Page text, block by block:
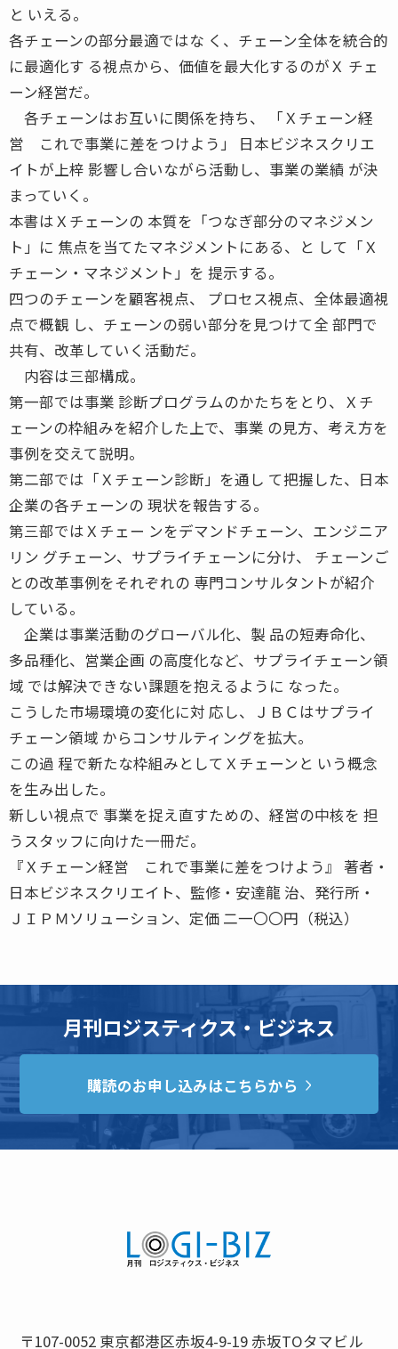
と いえる。
各チェーンの部分最適ではな く、チェーン全体を統合的
に最適化す る視点から、価値を最大化するのがＸ チェ
ーン経営だ。
各チェーンはお互いに関係を持ち、 「Ｘチェーン経
営 これで事業に差をつけよう」 日本ビジネスクリエ
イトが上梓 影響し合いながら活動し、事業の業績 が決
まっていく。
本書はＸチェーンの 本質を「つなぎ部分のマネジメン
ト」に 焦点を当てたマネジメントにある、と して「Ｘ
チェーン・マネジメント」を 提示する。
四つのチェーンを顧客視点、 プロセス視点、全体最適視
点で概観 し、チェーンの弱い部分を見つけて全 部門で
共有、改革していく活動だ。
内容は三部構成。
第一部では事業 診断プログラムのかたちをとり、Ｘチ
ェーンの枠組みを紹介した上で、事業 の見方、考え方を
事例を交えて説明。
第二部では「Ｘチェーン診断」を通し て把握した、日本
企業の各チェーンの 現状を報告する。
第三部ではＸチェー ンをデマンドチェーン、エンジニア
リン グチェーン、サプライチェーンに分け、 チェーンご
との改革事例をそれぞれの 専門コンサルタントが紹介
している。
企業は事業活動のグローバル化、製 品の短寿命化、
多品種化、営業企画 の高度化など、サプライチェーン領
域 では解決できない課題を抱えるように なった。
こうした市場環境の変化に対 応し、ＪＢＣはサプライ
チェーン領域 からコンサルティングを拡大。
この過 程で新たな枠組みとしてＸチェーンと いう概念
を生み出した。
新しい視点で 事業を捉え直すための、経営の中核を 担
うスタッフに向けた一冊だ。
『Ｘチェーン経営 これで事業に差をつけよう』 著者・
日本ビジネスクリエイト、監修・安達龍 治、発行所・
ＪＩＰＭソリューション、定価 二一〇〇円（税込）
月刊ロジスティクス・ビジネス
購読のお申し込みはこちらから
〒107-0052 東京都港区赤坂4-9-19 赤坂TOタマビル